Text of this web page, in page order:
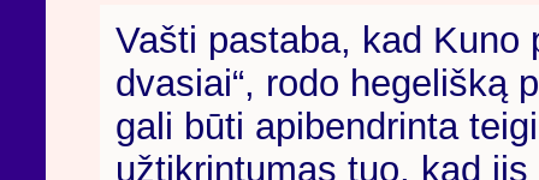
Vašti pastaba, kad Kuno
dvasiai“, rodo hegelišką
gali būti apibendrinta
užtikrintumas tuo, kad